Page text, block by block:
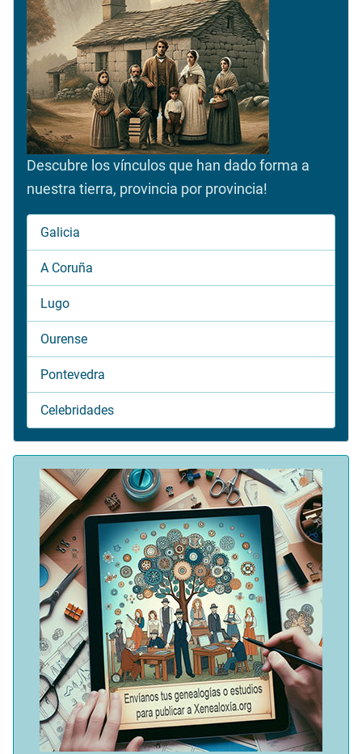
Descubre los vínculos que han dado forma a
nuestra tierra, provincia por provincia!
Galicia
A Coruña
Lugo
Ourense
Pontevedra
Celebridades